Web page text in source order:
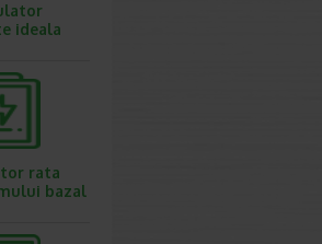
ideala
rata
bazal